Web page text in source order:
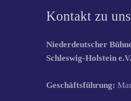
Kontakt zu uns
Niederdeutscher
Schleswig-Holstein e.V.
Geschäftsführung: